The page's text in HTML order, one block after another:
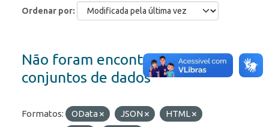
Ordenar por
Não foram encontrados
conjuntos de dados
Formatos: OData JSON
HTML